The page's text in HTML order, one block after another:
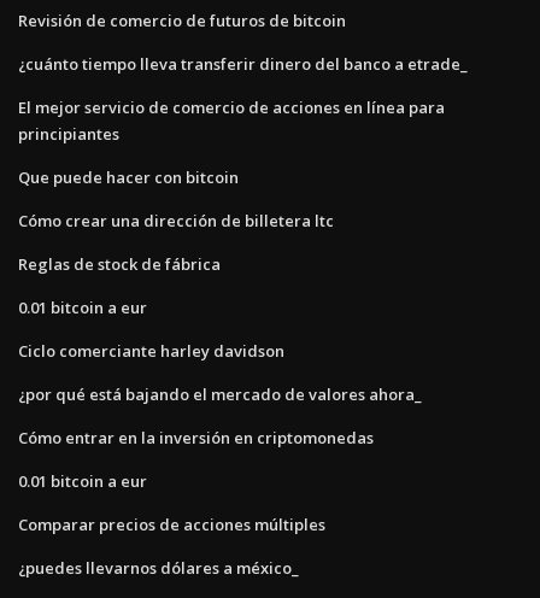
Revisión de comercio de futuros de bitcoin
¿cuánto tiempo lleva transferir dinero del banco a etrade_
El mejor servicio de comercio de acciones en línea para
principiantes
Que puede hacer con bitcoin
Cómo crear una dirección de billetera ltc
Reglas de stock de fábrica
0.01 bitcoin a eur
Ciclo comerciante harley davidson
¿por qué está bajando el mercado de valores ahora_
Cómo entrar en la inversión en criptomonedas
0.01 bitcoin a eur
Comparar precios de acciones múltiples
¿puedes llevarnos dólares a méxico_